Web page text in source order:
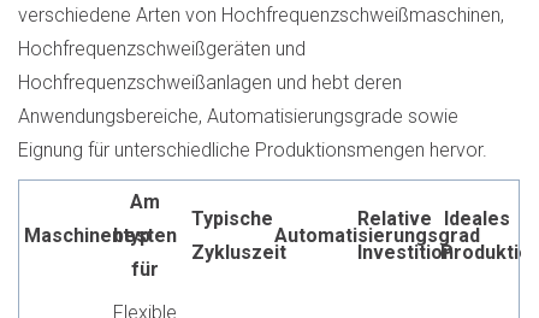
verschiedene Arten von Hochfrequenzschweißmaschinen,
Hochfrequenzschweißgeräten und
Hochfrequenzschweißanlagen und hebt deren
Anwendungsbereiche, Automatisierungsgrade sowie
Eignung für unterschiedliche Produktionsmengen hervor.
Maschinentyp
Am
besten
für
Typische
Zykluszeit
Automatisierungsgrad
Relative
Investition
Ideales
Flexible